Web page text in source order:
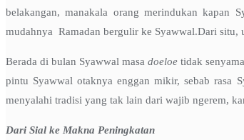
belakangan, manakala orang merindukan kapan
mudahnya Ramadan bergulir ke Syawwal.Dari situ,
Berada di bulan Syawwal masadoeloe tidak
pintu Syawwal otaknya enggan mikir, sebab rasa
menyalahi tradisi yang tak lain dari wajib ngerem,
Dari Sial ke Makna Peningkatan